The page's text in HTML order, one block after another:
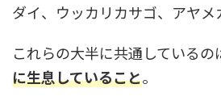
ダイ、ウッカリカサゴ、アヤメ
これらの大半に共通しているの
に生息していること。